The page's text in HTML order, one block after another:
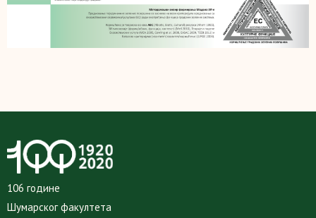
106 године
Шумарског факултета